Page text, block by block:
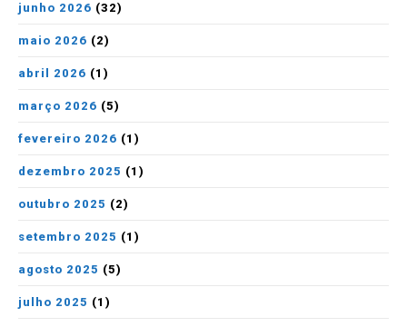
junho 2026 (32)
maio 2026 (2)
abril 2026 (1)
março 2026 (5)
fevereiro 2026 (1)
dezembro 2025 (1)
outubro 2025 (2)
setembro 2025 (1)
agosto 2025 (5)
julho 2025 (1)